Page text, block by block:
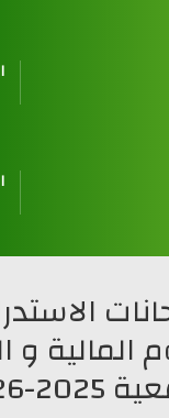
المالية و
2026